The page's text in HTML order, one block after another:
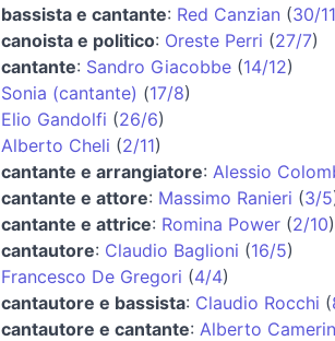
bassista e cantante: Red Canzian (30/11
canoista e politico: Oreste Perri (27/7)
cantante: Sandro Giacobbe(14/12)
Sonia (cantante) (17/8)
Elio Gandolfi (26/6)
Alberto Cheli (2/11)
cantante e arrangiatore: Alessio
cantante e attore: Massimo Ranieri (3/5
cantante e attrice: Romina Power(2/10)
cantautore: Claudio Baglioni (16/5)
Francesco De Gregori (4/4)
cantautore e bassista: Claudio Rocchi (
cantautore e cantante: Alberto